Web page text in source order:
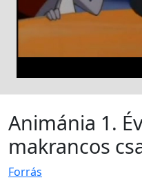
Animánia 1.
makrancos
Forrás